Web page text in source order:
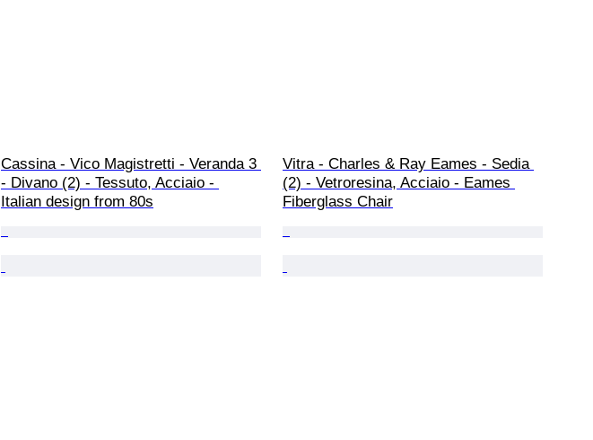
Cassina - Vico Magistretti - Veranda 3
- Divano (2) - Tessuto, Acciaio -
Italian design from 80s
Vitra - Charles & Ray Eames - Sedia
(2) - Vetroresina, Acciaio - Eames
Fiberglass Chair